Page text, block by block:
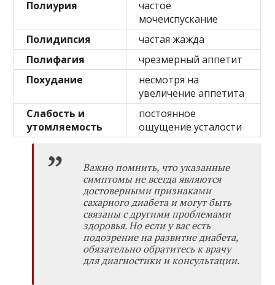
Полиурия
частое
мочеиспускание
Полидипсия
частая жажда
Полифагия
чрезмерный аппетит
Похудание
несмотря на
увеличение аппетита
Слабость и
утомляемость
постоянное
ощущение усталости
Важно помнить, что указанные
симптомы не всегда являются
достоверными признаками
сахарного диабета и могут быть
связаны с другими проблемами
здоровья. Но если у вас есть
подозрение на развитие диабета,
обязательно обратитесь к врачу
для диагностики и консультации.